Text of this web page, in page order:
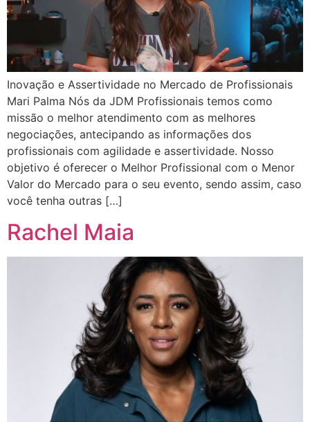
Inovação e Assertividade no Mercado de Profissionais
Mari Palma Nós da JDM Profissionais temos como
missão o melhor atendimento com as melhores
negociações, antecipando as informações dos
profissionais com agilidade e assertividade. Nosso
objetivo é oferecer o Melhor Profissional com o Menor
Valor do Mercado para o seu evento, sendo assim, caso
você tenha outras […]
Rachel Maia